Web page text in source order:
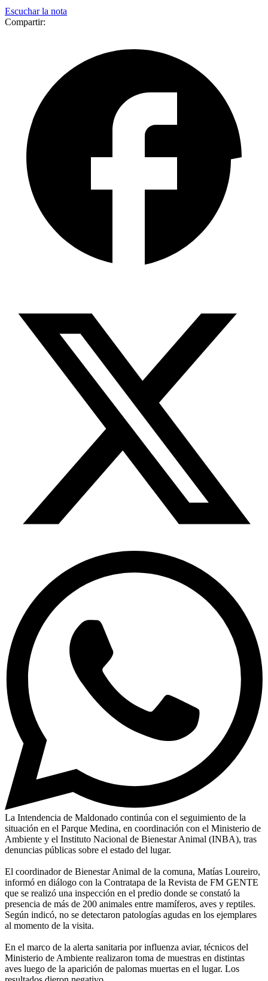
Escuchar la nota
Compartir:
La Intendencia de Maldonado continúa con el seguimiento de la
situación en el Parque Medina, en coordinación con el Ministerio de
Ambiente y el Instituto Nacional de Bienestar Animal (INBA), tras
denuncias públicas sobre el estado del lugar.
El coordinador de Bienestar Animal de la comuna, Matías Loureiro,
informó en diálogo con la Contratapa de la Revista de FM GENTE
que se realizó una inspección en el predio donde se constató la
presencia de más de 200 animales entre mamíferos, aves y reptiles.
Según indicó, no se detectaron patologías agudas en los ejemplares
al momento de la visita.
En el marco de la alerta sanitaria por influenza aviar, técnicos del
Ministerio de Ambiente realizaron toma de muestras en distintas
aves luego de la aparición de palomas muertas en el lugar. Los